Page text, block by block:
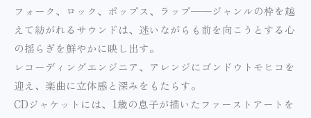
フォーク、ロック、ポップス、ラップ——ジャンルの枠を越
えて紡がれるサウンドは、迷いながらも前を向こうとする心
の揺らぎを鮮やかに映し出す。
レコーディングエンジニア、アレンジにゴンドウトモヒコを
迎え、楽曲に立体感と深みをもたらす。
CDジャケットには、1歳の息子が描いたファーストアートを